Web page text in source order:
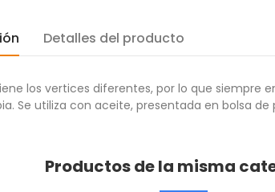
Detalles del producto
los vertices diferentes, por lo que siempre
Se utiliza con aceite, presentada en bolsa de
Productos de la misma